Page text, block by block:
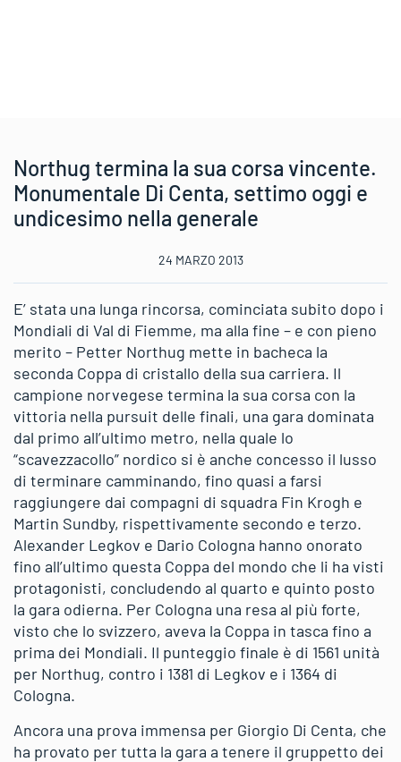
Northug termina la sua corsa vincente.
Monumentale Di Centa, settimo oggi e
undicesimo nella generale
24 MARZO 2013
E’ stata una lunga rincorsa, cominciata subito dopo i
Mondiali di Val di Fiemme, ma alla fine – e con pieno
merito – Petter Northug mette in bacheca la
seconda Coppa di cristallo della sua carriera. Il
campione norvegese termina la sua corsa con la
vittoria nella pursuit delle finali, una gara dominata
dal primo all’ultimo metro, nella quale lo
“scavezzacollo” nordico si è anche concesso il lusso
di terminare camminando, fino quasi a farsi
raggiungere dai compagni di squadra Fin Krogh e
Martin Sundby, rispettivamente secondo e terzo.
Alexander Legkov e Dario Cologna hanno onorato
fino all’ultimo questa Coppa del mondo che li ha visti
protagonisti, concludendo al quarto e quinto posto
la gara odierna. Per Cologna una resa al più forte,
visto che lo svizzero, aveva la Coppa in tasca fino a
prima dei Mondiali. Il punteggio finale è di 1561 unità
per Northug, contro i 1381 di Legkov e i 1364 di
Cologna.
Ancora una prova immensa per Giorgio Di Centa, che
ha provato per tutta la gara a tenere il gruppetto dei